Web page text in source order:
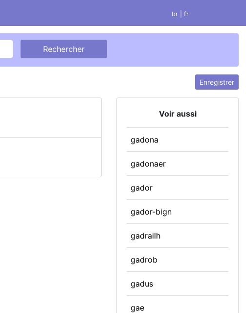
br | fr
Enregistrer
Voir aussi
gadona
gadonaer
gador
gador-bign
gadrailh
gadrob
gadus
gae